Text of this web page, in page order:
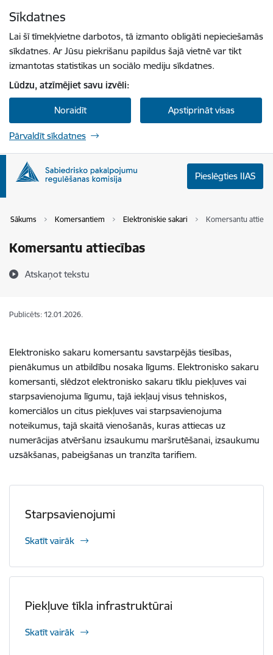
Sīkdatnes
Lai šī tīmekļvietne darbotos, tā izmanto obligāti nepieciešamās
sīkdatnes. Ar Jūsu piekrišanu papildus šajā vietnē var tikt
izmantotas statistikas un sociālo mediju sīkdatnes.
Lūdzu, atzīmējiet savu izvēli:
Noraidīt Apstiprināt visas
Pārvaldīt sīkdatnes
Pieslēgties IIAS
Sākums Komersantiem Elektroniskie sakari Komersantu
Komersantu attiecības
Atskaņot tekstu
Publicēts: 12.01.2026.
Elektronisko sakaru komersantu savstarpējās tiesības,
pienākumus un atbildību nosaka līgums. Elektronisko sakaru
komersanti, slēdzot elektronisko sakaru tīklu piekļuves vai
starpsavienojuma līgumu, tajā iekļauj visus tehniskos,
komerciālos un citus piekļuves vai starpsavienojuma
noteikumus, tajā skaitā vienošanās, kuras attiecas uz
numerācijas atvēršanu izsaukumu maršrutēšanai, izsaukumu
uzsākšanas, pabeigšanas un tranzīta tarifiem.
Starpsavienojumi
Skatīt vairāk
Piekļuve tīkla infrastruktūrai
Skatīt vairāk